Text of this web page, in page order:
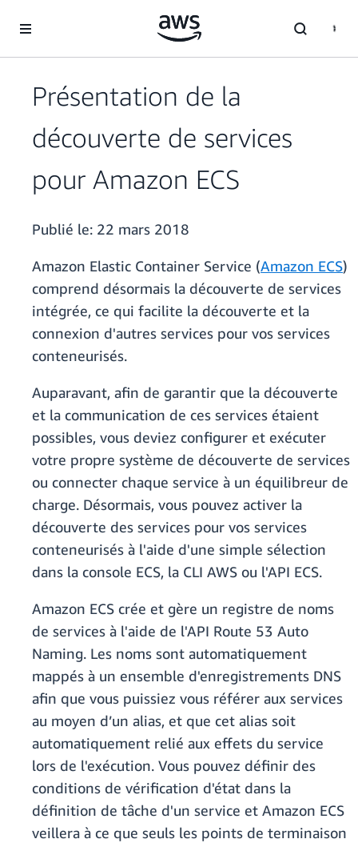
Présentation de la
découverte de services
pour Amazon ECS
Publié le: 22 mars 2018
Amazon Elastic Container Service (Amazon ECS)
comprend désormais la découverte de services
intégrée, ce qui facilite la découverte et la
connexion d'autres services pour vos services
conteneurisés.
Auparavant, afin de garantir que la découverte
et la communication de ces services étaient
possibles, vous deviez configurer et exécuter
votre propre système de découverte de services
ou connecter chaque service à un équilibreur de
charge. Désormais, vous pouvez activer la
découverte des services pour vos services
conteneurisés à l'aide d'une simple sélection
dans la console ECS, la CLI AWS ou l'API ECS.
Amazon ECS crée et gère un registre de noms
de services à l'aide de l'API Route 53 Auto
Naming. Les noms sont automatiquement
mappés à un ensemble d'enregistrements DNS
afin que vous puissiez vous référer aux services
au moyen d’un alias, et que cet alias soit
automatiquement relié aux effets du service
lors de l'exécution. Vous pouvez définir des
conditions de vérification d'état dans la
définition de tâche d'un service et Amazon ECS
veillera à ce que seuls les points de terminaison